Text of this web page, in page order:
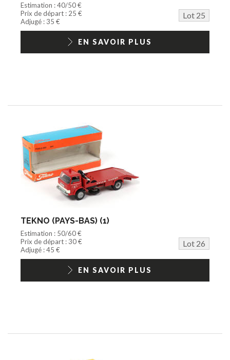
Estimation : 40/50 €
Prix de départ : 25 €
Lot 25
Adjugé : 35 €
EN SAVOIR PLUS
TEKNO (PAYS-BAS) (1)
Estimation : 50/60 €
Prix de départ : 30 €
Lot 26
Adjugé : 45 €
EN SAVOIR PLUS